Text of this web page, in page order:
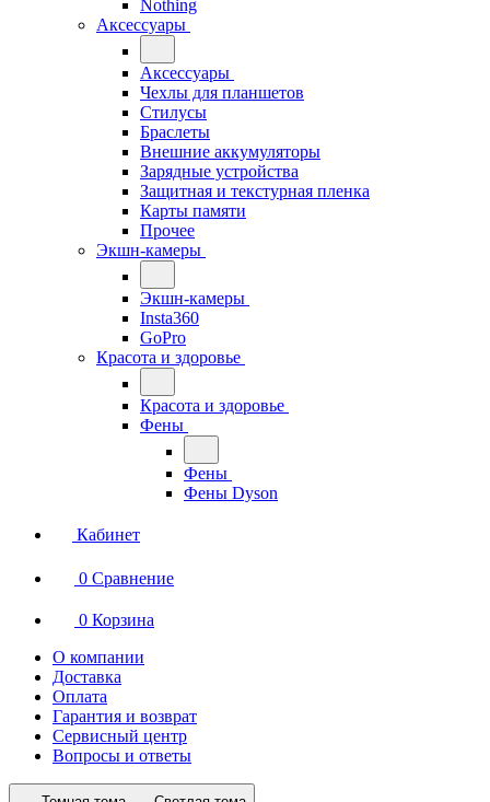
Nothing
Аксессуары
Аксессуары
Чехлы для планшетов
Стилусы
Браслеты
Внешние аккумуляторы
Зарядные устройства
Защитная и текстурная пленка
Карты памяти
Прочее
Экшн-камеры
Экшн-камеры
Insta360
GoPro
Красота и здоровье
Красота и здоровье
Фены
Фены
Фены Dyson
Кабинет
0 Сравнение
0 Корзина
О компании
Доставка
Оплата
Гарантия и возврат
Сервисный центр
Вопросы и ответы